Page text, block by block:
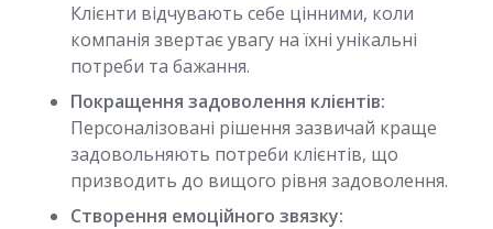
Клієнти відчувають себе цінними, коли
компанія звертає увагу на їхні унікальні
потреби та бажання.
Покращення задоволення клієнтів:
Персоналізовані рішення зазвичай краще
задовольняють потреби клієнтів, що
призводить до вищого рівня задоволення.
Створення емоційного звязку: